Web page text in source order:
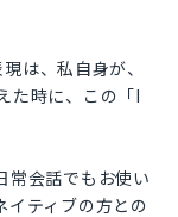
は、私自身が、
た時に、この「I
常会話でもお使い
イティブの方との